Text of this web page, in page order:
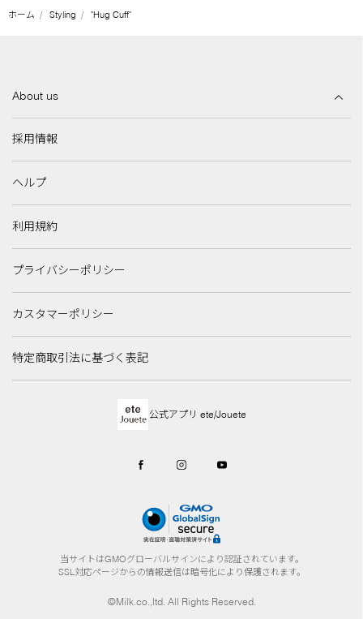
ホーム Styling "Hug Cuff"
About us
採用情報
ヘルプ
利用規約
プライバシーポリシー
カスタマーポリシー
特定商取引法に基づく表記
公式アプリ ete/Jouete
当サイトはGMOグローバルサインにより認証されています。
SSL対応ページからの情報送信は暗号化により保護されます。
©Milk.co.,ltd. All Rights Reserved.